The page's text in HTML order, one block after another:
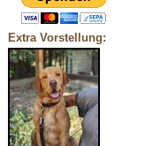
Extra Vorstellung: